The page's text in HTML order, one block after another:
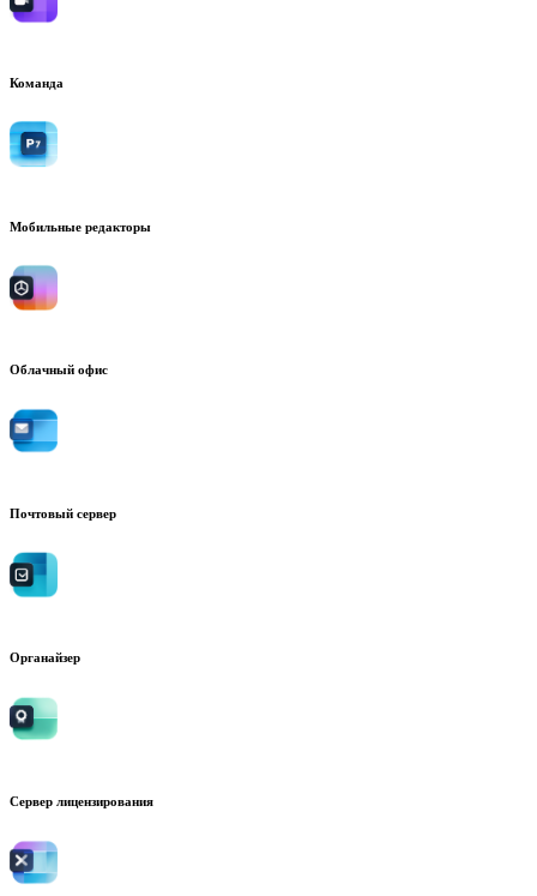
Команда
Мобильные редакторы
Облачный офис
Почтовый сервер
Органайзер
Сервер лицензирования